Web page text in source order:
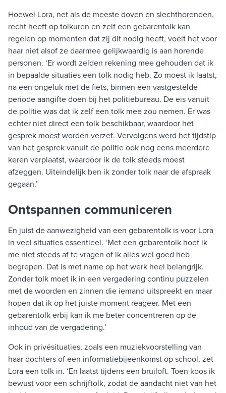
Hoewel Lora, net als de meeste doven en slechthorenden,
recht heeft op tolkuren en zelf een gebarentolk kan
regelen op momenten dat zij dit nodig heeft, voelt het voor
haar niet alsof ze daarmee gelijkwaardig is aan horende
personen. ‘Er wordt zelden rekening mee gehouden dat ik
in bepaalde situaties een tolk nodig heb. Zo moest ik laatst,
na een ongeluk met de fiets, binnen een vastgestelde
periode aangifte doen bij het politiebureau. De eis vanuit
de politie was dat ik zelf een tolk mee zou nemen. Er was
echter niet direct een tolk beschikbaar, waardoor het
gesprek moest worden verzet. Vervolgens werd het tijdstip
van het gesprek vanuit de politie ook nog eens meerdere
keren verplaatst, waardoor ik de tolk steeds moest
afzeggen. Uiteindelijk ben ik zonder tolk naar de afspraak
gegaan.’
Ontspannen communiceren
En juist de aanwezigheid van een gebarentolk is voor Lora
in veel situaties essentieel. ‘Met een gebarentolk hoef ik
me niet steeds af te vragen of ik alles wel goed heb
begrepen. Dat is met name op het werk heel belangrijk.
Zonder tolk moet ik in een vergadering continu puzzelen
met de woorden en zinnen die iemand uitspreekt en maar
hopen dat ik op het juiste moment reageer. Met een
gebarentolk erbij kan ik me beter concentreren op de
inhoud van de vergadering.’
Ook in privésituaties, zoals een muziekvoorstelling van
haar dochters of een informatiebijeenkomst op school, zet
Lora een tolk in. ‘En laatst tijdens een bruiloft. Toen koos ik
bewust voor een schrijftolk, zodat de aandacht niet van het